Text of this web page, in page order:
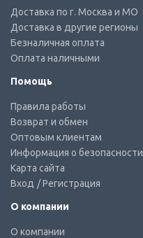
Доставка по г. Москва и МО
Доставка в другие регионы
Безналичная оплата
Оплата наличными
Помощь
Правила работы
Возврат и обмен
Оптовым клиентам
Информация о безопасности
Карта сайта
Вход / Регистрация
О компании
О компании